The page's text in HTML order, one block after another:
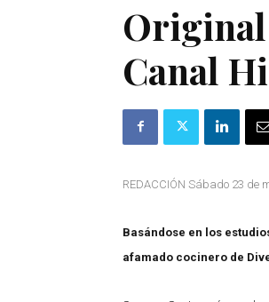
Original
Canal
REDACCIÓN Sábado 23 de
Basándose en los
afamado cocinero de